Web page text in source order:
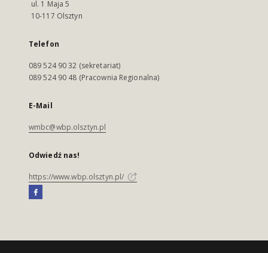
ul. 1 Maja 5
10-117 Olsztyn
Telefon
089 524 90 32 (sekretariat)
089 524 90 48 (Pracownia Regionalna)
E-Mail
wmbc@wbp.olsztyn.pl
Odwiedź nas!
https://www.wbp.olsztyn.pl/